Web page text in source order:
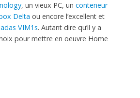
, un vieux PC, un conteneur
Delta ou encore l’excellent et
VIM1s. Autant dire qu’il y a
pour mettre en oeuvre Home